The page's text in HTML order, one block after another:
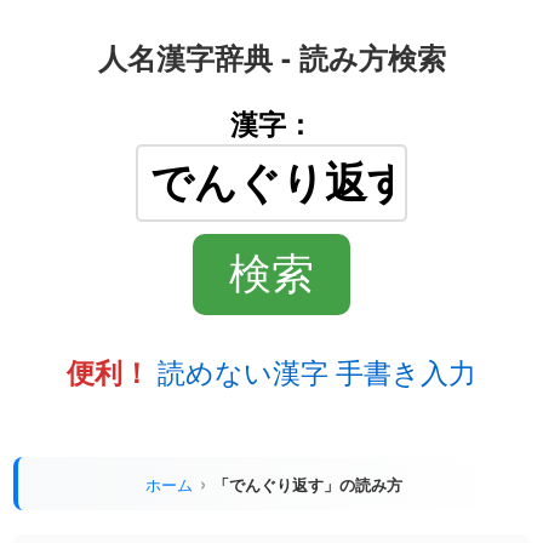
人名漢字辞典 - 読み方検索
漢字：
便利！ 読めない漢字 手書き入力
ホーム 「でんぐり返す」の読み方